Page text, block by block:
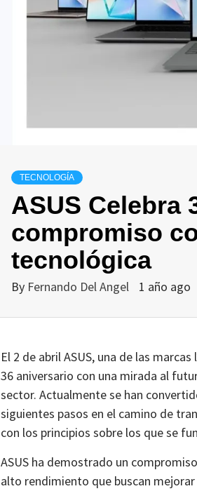
TECNOLOGÍA
ASUS Celebra
compromiso
tecnológica
By Fernando Del Angel 1 año ago
El 2 de abril ASUS, una de las
36 aniversario con una mirada al
sector. Actualmente se han
siguientes pasos en el camino de
con los principios sobre los que se
ASUS ha demostrado un
alto rendimiento que buscan